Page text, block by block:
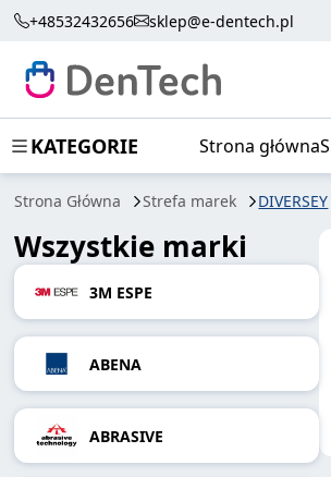
+48532432656 sklep@e-dentech.pl
KATEGORIE Strona główna
Strona Główna Strefa marek DIVERSEY
Wszystkie marki
3M ESPE
ABENA
ABRASIVE